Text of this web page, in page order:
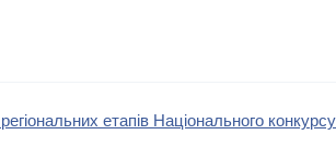
етапів Національного